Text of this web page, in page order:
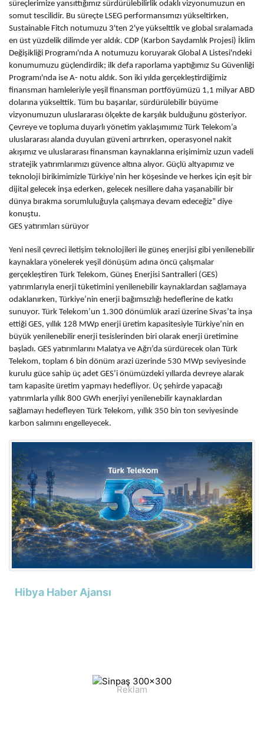
süreçlerimize yansıttığımız sürdürülebilirlik odaklı vizyonumuzun en
somut tescilidir. Bu süreçte LSEG performansımızı yükseltirken,
Sustainable Fitch notumuzu 3'ten 2'ye yükselttik ve global sıralamada
en üst yüzdelik dilimde yer aldık. CDP (Karbon Saydamlık Projesi) İklim
Değişikliği Programı'nda A notumuzu koruyarak Global A Listesi'ndeki
konumumuzu güçlendirdik; ilk defa raporlama yaptığımız Su Güvenliği
Programı'nda ise A- notu aldık. Son iki yılda gerçekleştirdiğimiz
finansman hamleleriyle yeşil finansman portföyümüzü 1,1 milyar ABD
dolarına yükselttik. Tüm bu başarılar, sürdürülebilir büyüme
vizyonumuzun uluslararası ölçekte de karşılık bulduğunu gösteriyor.
Çevreye ve topluma duyarlı yönetim yaklaşımımız Türk Telekom’a
uluslararası alanda duyulan güveni artırırken, operasyonel nakit
akışımız ve uluslararası finansman kaynaklarına erişimimiz uzun vadeli
stratejik yatırımlarımızı güvence altına alıyor. Güçlü altyapımız ve
teknoloji birikimimizle Türkiye’nin her köşesinde ve herkes için eşit bir
dijital gelecek inşa ederken, gelecek nesillere daha yaşanabilir bir
dünya bırakma sorumluluğuyla çalışmaya devam edeceğiz” diye
konuştu.
GES yatırımları sürüyor
Yeni nesil çevreci iletişim teknolojileri ile güneş enerjisi gibi yenilenebilir
kaynaklara yönelerek yeşil dönüşüm adına öncü çalışmalar
gerçekleştiren Türk Telekom, Güneş Enerjisi Santralleri (GES)
yatırımlarıyla enerji tüketimini yenilenebilir kaynaklardan sağlamaya
odaklanırken, Türkiye’nin enerji bağımsızlığı hedeflerine de katkı
sunuyor. Türk Telekom’un 1.300 dönümlük arazi üzerine Sivas’ta inşa
ettiği GES, yıllık 128 MWp enerji üretim kapasitesiyle Türkiye’nin en
büyük yenilenebilir enerji tesislerinden biri olarak enerji üretimine
başladı. GES yatırımlarını Malatya ve Ağrı’da sürdürecek olan Türk
Telekom, toplam 6 bin dönüm arazi üzerinde 530 MWp seviyesinde
kurulu güce sahip üç adet GES’i önümüzdeki yıllarda devreye alarak
tam kapasite üretim yapmayı hedefliyor. Üç şehirde yapacağı
yatırımlarla yıllık 800 GWh enerjiyi yenilenebilir kaynaklardan
sağlamayı hedefleyen Türk Telekom, yıllık 350 bin ton seviyesinde
karbon salımını engelleyecek.
Hibya Haber Ajansı